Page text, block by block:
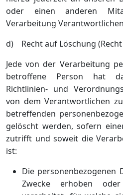
oder einen anderen
Verarbeitung
d) Recht auf Löschung
Jede von der Verarbeitung
betroffene Person hat
Richtlinien- und
von dem Verantwortlichen
betreffenden
gelöscht werden, sofern
zutrifft und soweit die
ist:
Die personenbezogenen
Zwecke erhoben